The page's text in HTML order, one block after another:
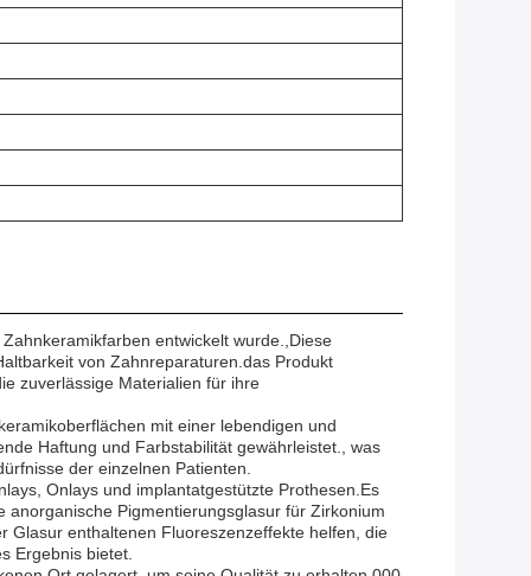
entwickelt wurde.,Diese
von Zahnreparaturen.das Produkt
zuverlässige Materialien für ihre
mit einer lebendigen und
Haftung und Farbstabilität gewährleistet., was
der einzelnen Patienten.
Onlays und implantatgestützte Prothesen.Es
Pigmentierungsglasur für Zirkonium
Glasur enthaltenen Fluoreszenzeffekte helfen, die
Ergebnis bietet.